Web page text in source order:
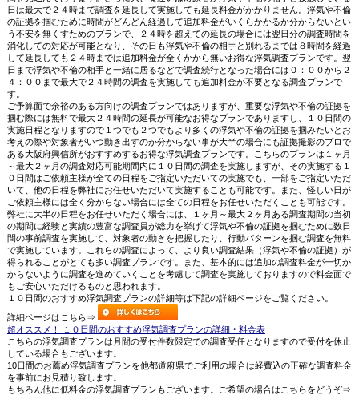
日は最大で２４時まで調査を延長して実施しても延長料金がかかりません。浮気や不倫
の証拠を掴むために時間がどんどん経過して追加料金がいくらかかるか分からないとい
う不安を無くすためのプランで、２４時を超えての延長の場合には翌日分の調査時間を
消化しての対応が可能となり、その日も浮気や不倫の相手と別れるまでは８時間を経過
して延長しても２４時までは追加料金が全くかから無いお得な浮気調査プランです。翌
日まで浮気や不倫の相手と一緒に居るなどで調査続行となった場合には０：００から２
４：００まで最大で２４時間の調査を実施しても追加料金が不要となる調査プランで
す。
ご予算面で余裕のある方向けの調査プランではありますが、重要な浮気や不倫の証拠を
掴む際には無料で最大２４時間の延長が可能なお得なプランでありますし、１０日間の
実施日程となりますので１つでも２つでもより多くの浮気や不倫の証拠を掴みたいとお
考えの際や対象者がいつ動き出すのか分からない事が大半の場合にも証拠撮影のプロで
ある大阪府興信所がおすすめするお得な浮気調査プランです。こちらのプランは１ヶ月
～最大２ヶ月の調査対応可能期間内に１０日間の調査を実施しますが、その実施する１
０日間はご依頼主様が全ての日程をご指定いただいての実施でも、一部をご指定いただ
いて、他の日程を弊社にお任せいただいて実施することも可能です。また、怪しい日が
ご依頼主様には全く分からない場合には全ての日程をお任せいただくことも可能です。
弊社に大半の日程をお任せいただく場合には、１ヶ月～最大２ヶ月ある調査期間の当初
の期間に経験と実績の豊富な調査員が総力を挙げて浮気や不倫の証拠を掴むために数日
間の事前調査を実施して、対象者の動きを把握したり、行動パターンを掴む調査を無料
で実施しています。これらの調査によって、より良い調査結果（浮気や不倫の証拠）が
得られることがとても多い調査プランです。また、基本的には追加の調査料金が一切か
からないように調査を進めていくことを考慮して調査を実施しておりますので料金面で
もご安心いただけるものと思われます。
１０日間のおすすめ浮気調査プランの詳細等は下記の詳細ページをご覧ください。
詳細ページはこちら⇒
超オススメ！ １０日間のおすすめ浮気調査プランの詳細・料金表
こちらの浮気調査プランは月間の受付件数限定での調査受任となりますので受付を休止
している場合もございます。
10日間のお薦め浮気調査プランを他都道府県でご利用の場合は経費込の正確な調査料金
を事前にお見積り致します。
もちろん他に低料金の浮気調査プランもございます。ご希望の場合はこちらをどうぞ⇒